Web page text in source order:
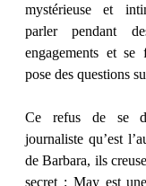
mystérieuse et
parler pendant
engagements et
pose des questions
Ce refus de se
journaliste qu’est
de Barbara, ils
secret : May est